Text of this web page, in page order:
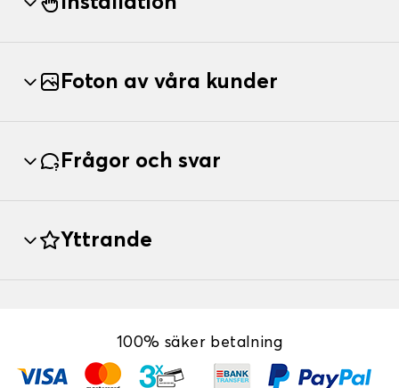
Foton av våra kunder
Frågor och svar
Yttrande
100% säker betalning